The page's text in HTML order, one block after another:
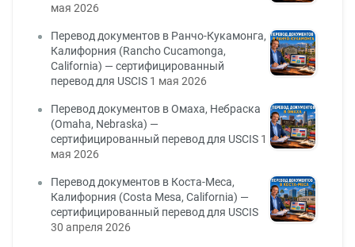
мая 2026
Перевод документов в Ранчо-Кукамонга,
Калифорния (Rancho Cucamonga,
California) — сертифицированный
перевод для USCIS 1 мая 2026
Перевод документов в Омаха, Небраска
(Omaha, Nebraska) —
сертифицированный перевод для USCIS 1
мая 2026
Перевод документов в Коста-Меса,
Калифорния (Costa Mesa, California) —
сертифицированный перевод для USCIS
30 апреля 2026